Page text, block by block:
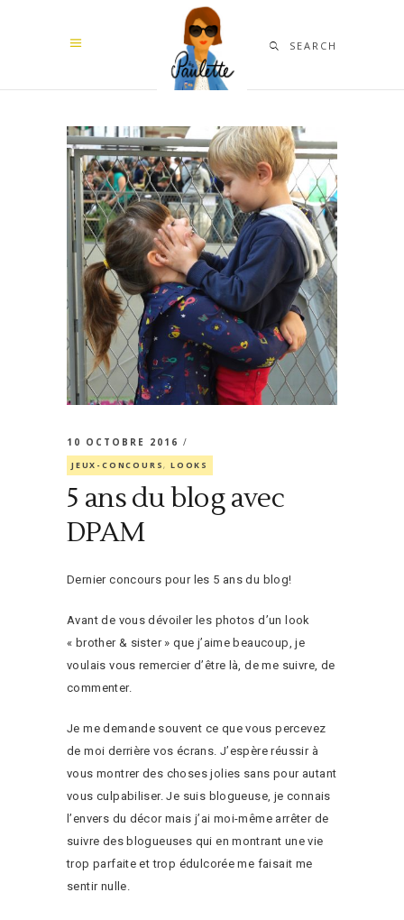
SEARCH
10 OCTOBRE 2016
JEUX-CONCOURS,LOOKS
5 ans du blog avec
DPAM
Dernier concours pour les 5 ans du blog!
Avant de vous dévoiler les photos d’un look
« brother & sister » que j’aime beaucoup, je
voulais vous remercier d’être là, de me suivre, de
commenter.
Je me demande souvent ce que vous percevez
de moi derrière vos écrans. J’espère réussir à
vous montrer des choses jolies sans pour autant
vous culpabiliser. Je suis blogueuse, je connais
l’envers du décor mais j’ai moi-même arrêter de
suivre des blogueuses qui en montrant une vie
trop parfaite et trop édulcorée me faisait me
sentir nulle.